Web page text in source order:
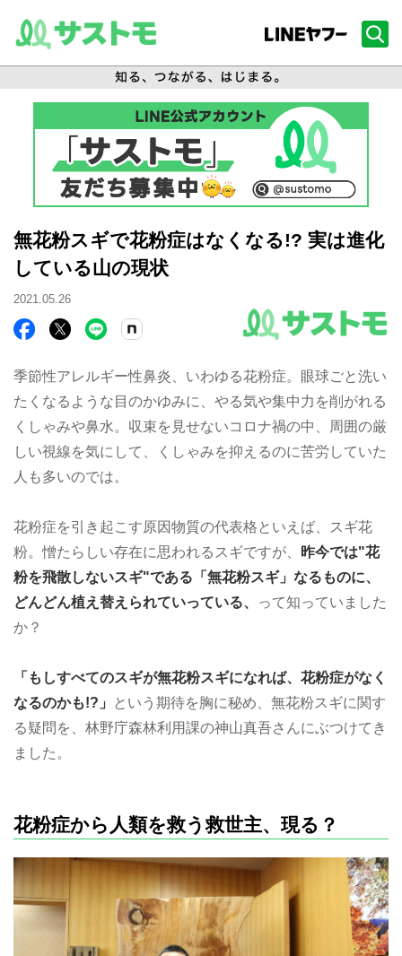
無花粉スギで花粉症はなくなる!? 実は進化
している山の現状
2021.05.26
季節性アレルギー性鼻炎、いわゆる花粉症。眼球ごと洗い
たくなるような目のかゆみに、やる気や集中力を削がれる
くしゃみや鼻水。収束を見せないコロナ禍の中、周囲の厳
しい視線を気にして、くしゃみを抑えるのに苦労していた
人も多いのでは。
花粉症を引き起こす原因物質の代表格といえば、スギ花
粉。憎たらしい存在に思われるスギですが、
昨今では"花
粉を飛散しないスギ"である「無花粉スギ」なるものに、
どんどん植え替えられていっている、
って知っていました
か？
「もしすべてのスギが無花粉スギになれば、花粉症がなく
なるのかも!?」
という期待を胸に秘め、無花粉スギに関す
る疑問を、林野庁森林利用課の神山真吾さんにぶつけてき
ました。
花粉症から人類を救う救世主、現る？